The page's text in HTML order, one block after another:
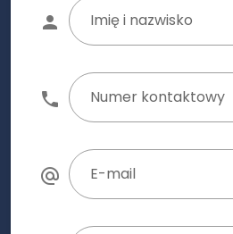
Imię i nazwisko
Numer kontaktowy
E-mail